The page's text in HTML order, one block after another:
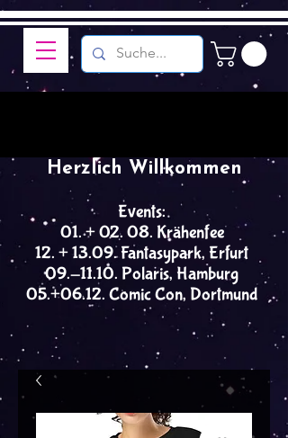
Events:
01. + 02. 08. Krähenfee
12. + 13.09. Fantasypark, Erfurt
09.-11.10. Polaris, Hamburg
05.+06.12. Comic Con, Dortmund
Herzlich Willkommen